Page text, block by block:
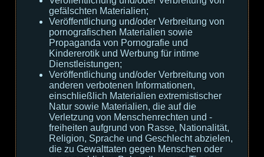
gefälschten Materialien;
Veröffentlichung und/oder Verbreitung von
pornografischen Materialien sowie
Propaganda von Pornografie und
Kindererotik und Werbung für intime
Dienstleistungen;
Veröffentlichung und/oder Verbreitung von
anderen verbotenen Informationen,
einschließlich Materialien extremistischer
Natur sowie Materialien, die auf die
Verletzung von Menschenrechten und -
freiheiten aufgrund von Rasse, Nationalität,
Religion, Sprache und Geschlecht abzielen,
die zu Gewalttaten gegen Menschen oder